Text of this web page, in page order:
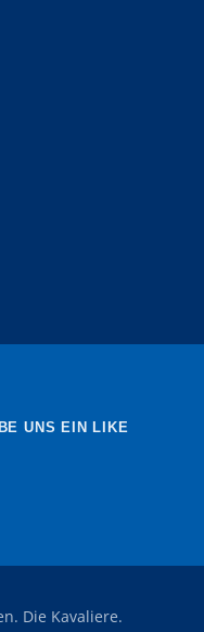
UNS EIN LIKE
Die Kavaliere.